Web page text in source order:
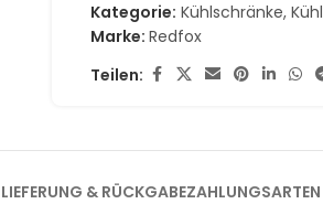
Kategorie: Kühlschränke,
Marke:Redfox
Teilen:
LIEFERUNG & RÜCKGABEZAHLUNGSARTEN